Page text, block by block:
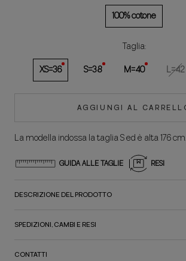
100% cotone
Taglia:
XS=36
S=38 M=40 L=42
AGGIUNGI AL
La modella indossa la taglia S ed è alta 176 cm.
GUIDA ALLE TAGLIE RESI
DESCRIZIONE DEL PRODOTTO
SPEDIZIONI, CAMBI E RESI
CONTATTI